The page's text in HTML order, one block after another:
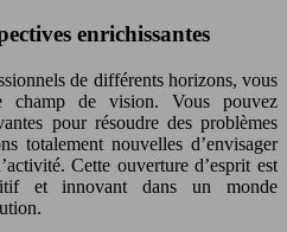
enrichissantes
de différents horizons, vous
champ de vision. Vous pouvez
pour résoudre des problèmes
totalement nouvelles d’envisager
Cette ouverture d’esprit est
et innovant dans un monde